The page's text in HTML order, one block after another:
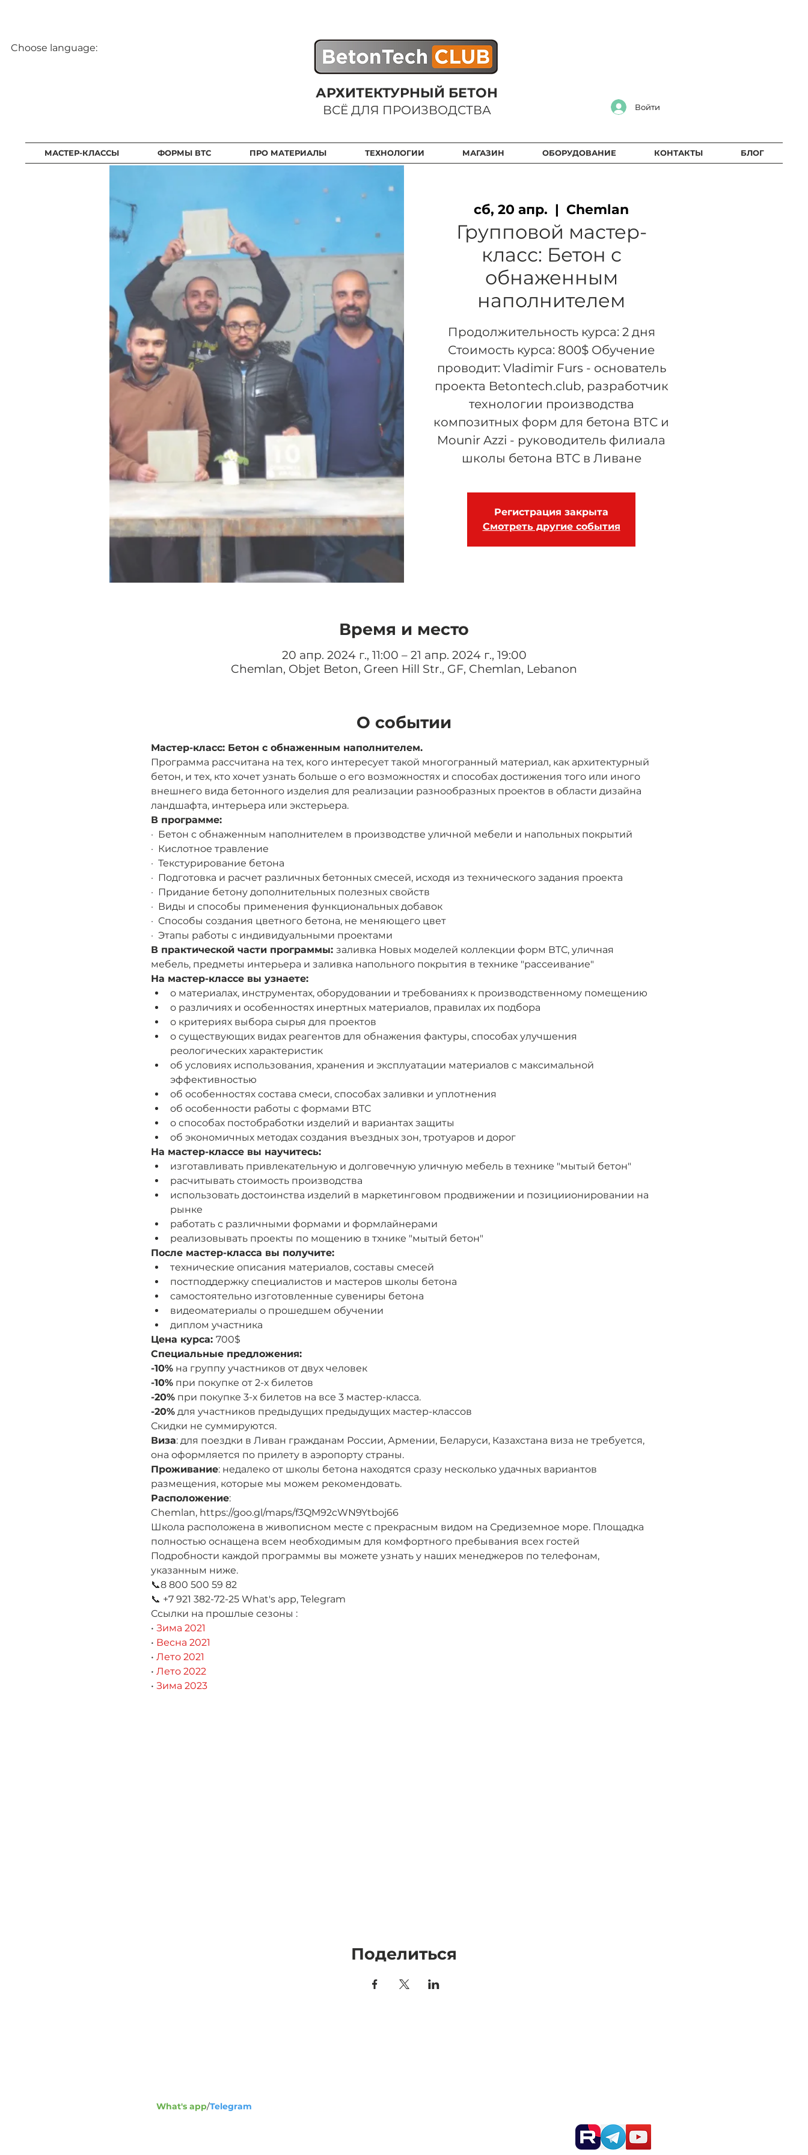
Choose language:
АРХИТЕКТУРНЫЙ БЕТОН
ВСЁ ДЛЯ ПРОИЗВОДСТВА Войти
МАСТЕР-КЛАССЫ ФОРМЫ ВТС ПРО МАТЕРИАЛЫ ТЕХНОЛОГИИ МАГАЗИН ОБОРУДОВАНИЕ КОНТАКТЫ БЛОГ
сб, 20 апр.
  |
Chemlan
Групповой мастер-
класс: Бетон с
обнаженным
наполнителем
Продолжительность курса: 2 дня
Стоимость курса: 800$ Обучение
проводит: Vladimir Furs - основатель
проекта Betontech.club, разработчик
технологии производства
композитных форм для бетона ВТС и
Mounir Azzi - руководитель филиала
школы бетона ВТС в Ливане
Регистрация закрыта
Смотреть другие события
Время и место
20 апр. 2024 г., 11:00 – 21 апр. 2024 г., 19:00
Chemlan, Objet Beton, Green Hill Str., GF, Chemlan, Lebanon
О событии
Мастер-класс: Бетон с обнаженным наполнителем.
Программа рассчитана на тех, кого интересует такой многогранный материал, как архитектурный
бетон, и тех, кто хочет узнать больше о его возможностях и способах достижения того или иного
внешнего вида бетонного изделия для реализации разнообразных проектов в области дизайна
ландшафта, интерьера или экстерьера.
В программе:
·  Бетон с обнаженным наполнителем в производстве уличной мебели и напольных покрытий
·  Кислотное травление
·  Текстурирование бетона
·  Подготовка и расчет различных бетонных смесей, исходя из технического задания проекта
·  Придание бетону дополнительных полезных свойств
·  Виды и способы применения функциональных добавок
·  Способы создания цветного бетона, не меняющего цвет
·  Этапы работы с индивидуальными проектами
В практической части программы: заливка Новых моделей коллекции форм ВТС, уличная
мебель, предметы интерьера и заливка напольного покрытия в технике "рассеивание"
На мастер-классе вы узнаете:
о материалах, инструментах, оборудовании и требованиях к производственному помещению
о различиях и особенностях инертных материалов, правилах их подбора
о критериях выбора сырья для проектов
о существующих видах реагентов для обнажения фактуры, способах улучшения
реологических характеристик
об условиях использования, хранения и эксплуатации материалов с максимальной
эффективностью
об особенностях состава смеси, способах заливки и уплотнения
об особенности работы с формами ВТС
о способах постобработки изделий и вариантах защиты
об экономичных методах создания въездных зон, тротуаров и дорог
На мастер-классе вы научитесь:
изготавливать привлекательную и долговечную уличную мебель в технике "мытый бетон"
расчитывать стоимость производства
использовать достоинства изделий в маркетинговом продвижении и позициионировании на
рынке
работать с различными формами и формлайнерами
реализовывать проекты по мощению в тхнике "мытый бетон"
После мастер-класса вы получите:
технические описания материалов, составы смесей
постподдержку специалистов и мастеров школы бетона
самостоятельно изготовленные сувениры бетона
видеоматериалы о прошедшем обучении
диплом участника
Цена курса: 700$
Cпециальные предложения:
-10% на группу участников от двух человек
-10% при покупке от 2-х билетов
-20% при покупке 3-х билетов на все 3 мастер-класса.
-20% для участников предыдущих предыдущих мастер-классов
Скидки не суммируются.
Виза: для поездки в Ливан гражданам России, Армении, Беларуси, Казахстана виза не требуется,
она оформляется по прилету в аэропорту страны.
Проживание: недалеко от школы бетона находятся сразу несколько удачных вариантов
размещения, которые мы можем рекомендовать.
Расположение:
Chemlan, https://goo.gl/maps/f3QM92cWN9Ytboj66
Школа расположена в живописном месте с прекрасным видом на Средиземное море. Площадка
полностью оснащена всем необходимым для комфортного пребывания всех гостей
Подробности каждой программы вы можете узнать у наших менеджеров по телефонам,
указанным ниже.
📞8 800 500 59 82
📞 +7 921 382-72-25 What's app, Telegram
Ссылки на прошлые сезоны :
• Зима 2021
• Весна 2021
• Лето 2021
• Лето 2022
• Зима 2023
Поделиться
What's app/Telegram